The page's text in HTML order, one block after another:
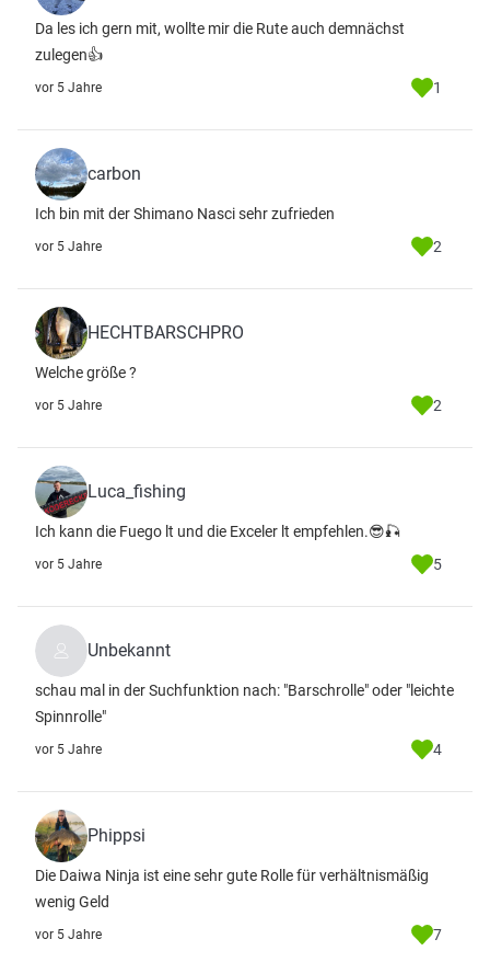
Da les ich gern mit, wollte mir die Rute auch demnächst
zulegen👍
vor 5 Jahre 1
carbon
Ich bin mit der Shimano Nasci sehr zufrieden
vor 5 Jahre 2
HECHTBARSCHPRO
Welche größe ?
vor 5 Jahre 2
Luca_fishing
Ich kann die Fuego lt und die Exceler lt empfehlen.😎🎣
vor 5 Jahre 5
Unbekannt
schau mal in der Suchfunktion nach: "Barschrolle" oder "leichte
Spinnrolle"
vor 5 Jahre 4
Phippsi
Die Daiwa Ninja ist eine sehr gute Rolle für verhältnismäßig
wenig Geld
vor 5 Jahre 7